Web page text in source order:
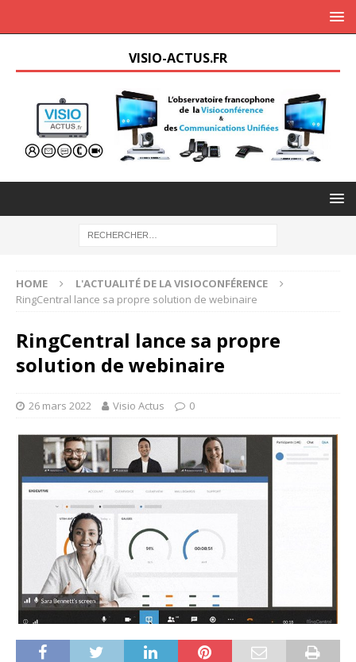
VISIO-ACTUS.FR
HOME
L'ACTUALITÉ DE LA VISIOCONFÉRENCE
RingCentral lance sa propre solution de webinaire
RingCentral lance sa propre
solution de webinaire
26 mars 2022 Visio Actus 0